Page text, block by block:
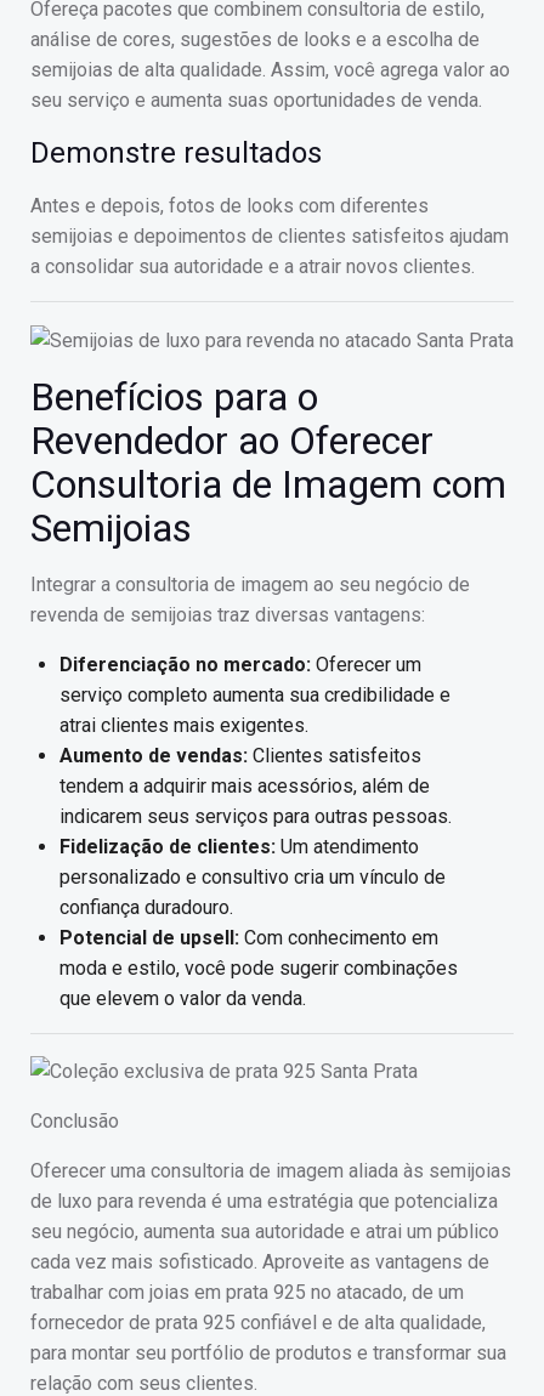
Ofereça pacotes que combinem consultoria de estilo,
análise de cores, sugestões de looks e a escolha de
semijoias de alta qualidade. Assim, você agrega valor ao
seu serviço e aumenta suas oportunidades de venda.
Demonstre resultados
Antes e depois, fotos de looks com diferentes
semijoias e depoimentos de clientes satisfeitos ajudam
a consolidar sua autoridade e a atrair novos clientes.
Benefícios para o
Revendedor ao Oferecer
Consultoria de Imagem com
Semijoias
Integrar a consultoria de imagem ao seu negócio de
revenda de semijoias traz diversas vantagens:
Diferenciação no mercado: Oferecer um
serviço completo aumenta sua credibilidade e
atrai clientes mais exigentes.
Aumento de vendas: Clientes satisfeitos
tendem a adquirir mais acessórios, além de
indicarem seus serviços para outras pessoas.
Fidelização de clientes: Um atendimento
personalizado e consultivo cria um vínculo de
confiança duradouro.
Potencial de upsell: Com conhecimento em
moda e estilo, você pode sugerir combinações
que elevem o valor da venda.
Conclusão
Oferecer uma consultoria de imagem aliada às semijoias
de luxo para revenda é uma estratégia que potencializa
seu negócio, aumenta sua autoridade e atrai um público
cada vez mais sofisticado. Aproveite as vantagens de
trabalhar com joias em prata 925 no atacado, de um
fornecedor de prata 925 confiável e de alta qualidade,
para montar seu portfólio de produtos e transformar sua
relação com seus clientes.